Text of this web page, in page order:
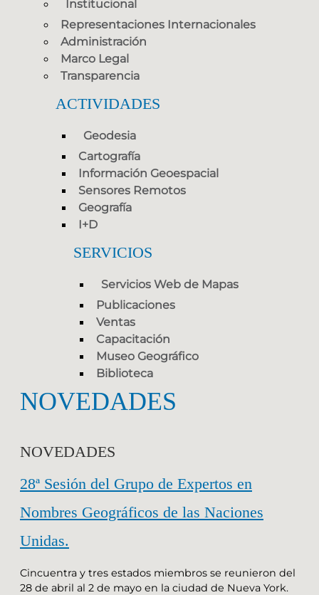
Institucional
Representaciones Internacionales
Administración
Marco Legal
Transparencia
ACTIVIDADES
Geodesia
Cartografía
Información Geoespacial
Sensores Remotos
Geografía
I+D
SERVICIOS
Servicios Web de Mapas
Publicaciones
Ventas
Capacitación
Museo Geográfico
Biblioteca
NOVEDADES
NOVEDADES
28ª Sesión del Grupo de Expertos en
Nombres Geográficos de las Naciones
Unidas.
Cincuentra y tres estados miembros se reunieron del
28 de abril al 2 de mayo en la ciudad de Nueva York.